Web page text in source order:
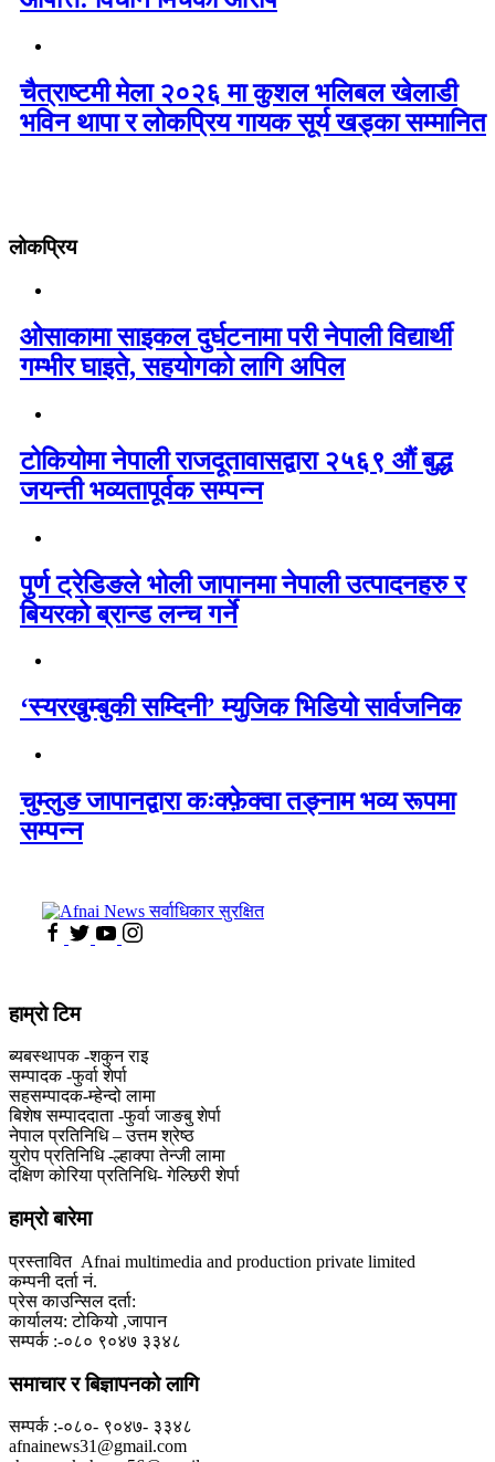
चैत्राष्टमी मेला २०२६ मा कुशल भलिबल खेलाडी
भविन थापा र लोकप्रिय गायक सूर्य खड्का सम्मानित
लोकप्रिय
ओसाकामा साइकल दुर्घटनामा परी नेपाली विद्यार्थी
गम्भीर घाइते, सहयोगको लागि अपिल
टोकियोमा नेपाली राजदूतावासद्वारा २५६९ औं बुद्ध
जयन्ती भव्यतापूर्वक सम्पन्न
पुर्ण ट्रेडिङले भोली जापानमा नेपाली उत्पादनहरु र
बियरको ब्रान्ड लन्च गर्ने
‘स्यरखुम्बुकी सम्दिनी’ म्युजिक भिडियो सार्वजनिक
चुम्लुङ जापानद्वारा कःक्फ़ेक्वा तङ्नाम भव्य रूपमा
सम्पन्न
हाम्राे टिम
ब्यबस्थापक -शकुन राइ
सम्पादक -फुर्वा शेर्पा
सहसम्पादक-म्हेन्दो लामा
‍बिशेष सम्पाददाता -फुर्वा जा‌ङबु शेर्पा
नेपाल प्रतिनिधि – उत्तम श्रेष्ठ
युरोप प्रतिनिधि -ल्हाक्पा तेन्जी लामा
दक्षिण कोरिया प्रतिनिधि- गेल्छिरी शेर्पा
हाम्रो बारेमा
प्रस्तावित Afnai multimedia and production private limited
कम्पनी दर्ता नं.
प्रेस काउन्सिल दर्ता:
कार्यालय: टोकियो ,जापान
सम्पर्क :-०८० ९०४७ ३३४८
समाचार र बिज्ञापनको लागि
सम्पर्क :-०८०- ९०४७- ३३४८
afnainews31@gmail.com